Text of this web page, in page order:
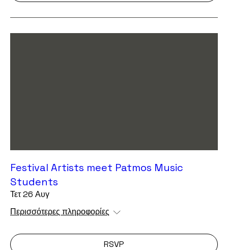
Festival Artists meet Patmos Music
Students
Τετ 26 Αυγ
Περισσότερες πληροφορίες
RSVP